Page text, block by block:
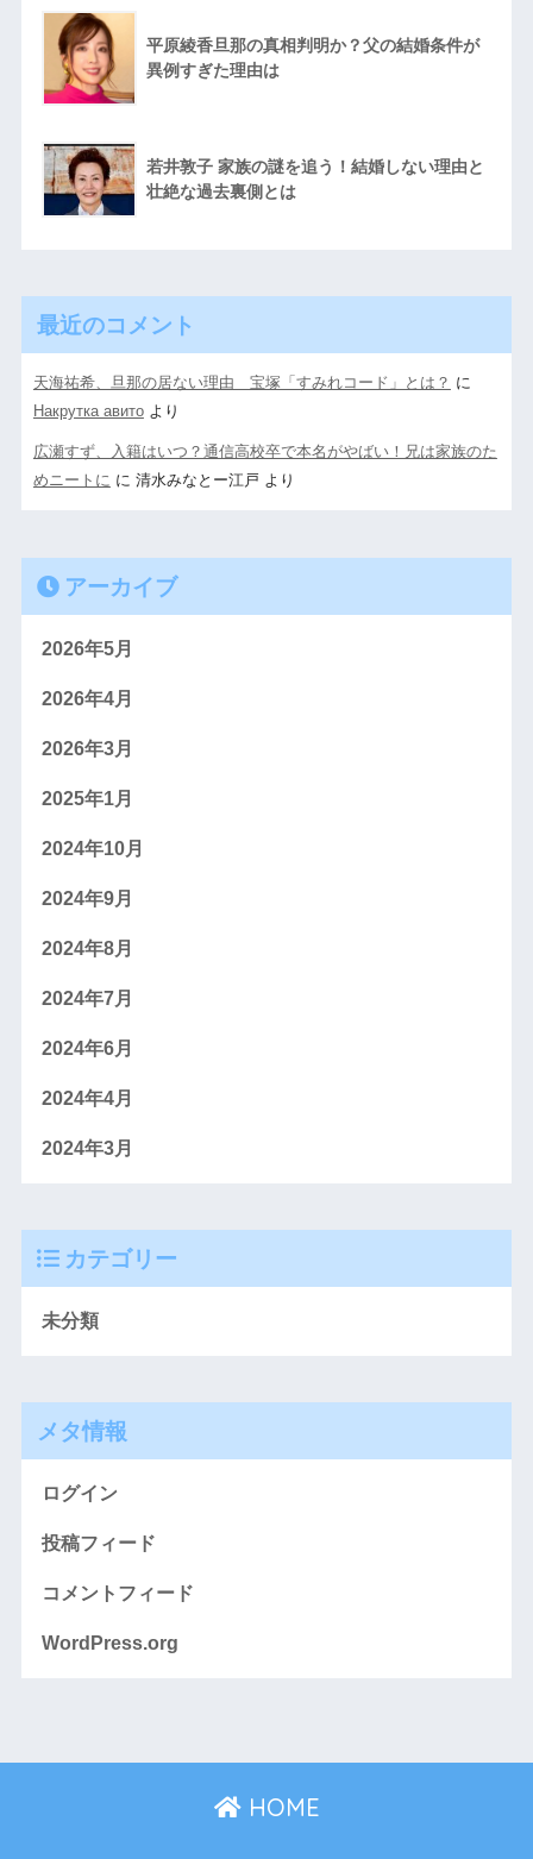
平原綾香旦那の真相判明か？父の結婚条件が
異例すぎた理由は
若井敦子 家族の謎を追う！結婚しない理由と
壮絶な過去裏側とは
最近のコメント
天海祐希、旦那の居ない理由 宝塚「すみれコード」とは？ に
Накрутка авитоより
広瀬すず、入籍はいつ？通信高校卒で本名がやばい！兄は家族のた
めニートに に 清水みなとー江戸 より
アーカイブ
2026年5月
2026年4月
2026年3月
2025年1月
2024年10月
2024年9月
2024年8月
2024年7月
2024年6月
2024年4月
2024年3月
カテゴリー
未分類
メタ情報
ログイン
投稿フィード
コメントフィード
WordPress.org
HOME